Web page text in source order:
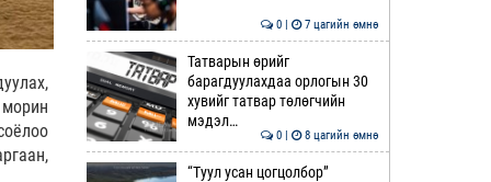
0 | 7 цагийн өмнө
Татварын өрийг
барагдуулахдаа орлогын 30
хувийг татвар төлөгчийн
мэдэл…
0 | 8 цагийн өмнө
“Туул усан цогцолбор”